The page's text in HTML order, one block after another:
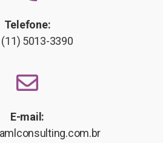
Telefone:
5013-3390
E-mail: